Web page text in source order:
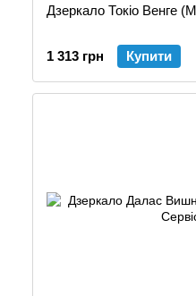
Дзеркало Токіо Венге
1 313 грн Купити